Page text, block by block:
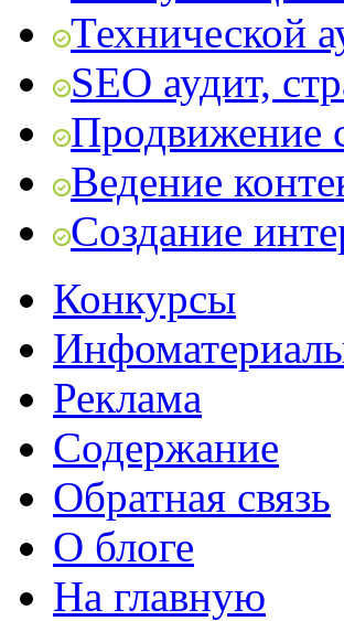
Технической
SEO аудит,
Продвижение
Ведение
Создание
Конкурсы
Реклама
Содержание
Обратная связь
О блоге
На главную